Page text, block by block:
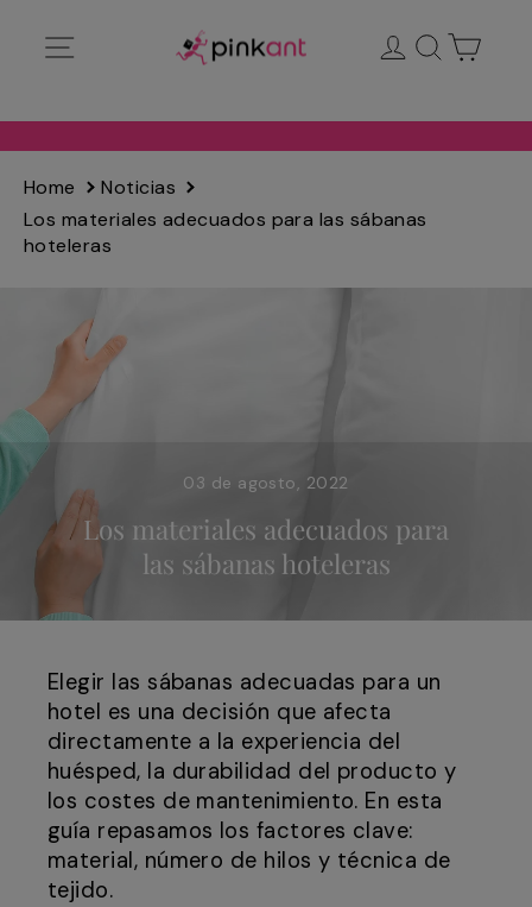
directamente
Ingresar
Buscar
Home
Noticias
Los materiales adecuados para las sábanas
hoteleras
03 de agosto, 2022
Los materiales adecuados para
las sábanas hoteleras
Elegir las sábanas adecuadas para un
hotel es una decisión que afecta
directamente a la experiencia del
huésped, la durabilidad del producto y
los costes de mantenimiento. En esta
guía repasamos los factores clave:
material, número de hilos y técnica de
tejido.